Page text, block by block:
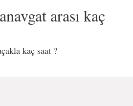
arası kaç
kaç saat ?